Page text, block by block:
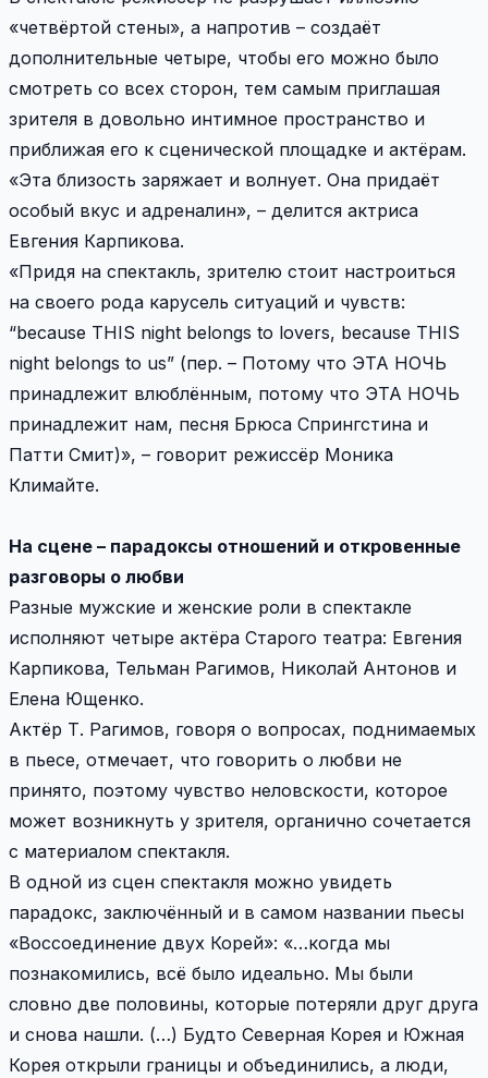
«четвёртой стены», а напротив – создаёт
дополнительные четыре, чтобы его можно было
смотреть со всех сторон, тем самым приглашая
зрителя в довольно интимное пространство и
приближая его к сценической площадке и актёрам.
«Эта близость заряжает и волнует. Она придаёт
особый вкус и адреналин», – делится актриса
Евгения Карпикова.
«Придя на спектакль, зрителю стоит настроиться
на своего рода карусель ситуаций и чувств:
“because THIS night belongs to lovers, because THIS
night belongs to us” (пер. – Потому что ЭТА НОЧЬ
принадлежит влюблённым, потому что ЭТА НОЧЬ
принадлежит нам, песня Брюса Спрингстина и
Патти Смит)», – говорит режиссёр Моника
Климайте.
На сцене – парадоксы отношений и откровенные
разговоры о любви
Разные мужские и женские роли в спектакле
исполняют четыре актёра Старого театра: Евгения
Карпикова, Тельман Рагимов, Николай Антонов и
Елена Ющенко.
Актёр Т. Рагимов, говоря о вопросах, поднимаемых
в пьесе, отмечает, что говорить о любви не
принято, поэтому чувство неловскости, которое
может возникнуть у зрителя, органично сочетается
с материалом спектакля.
В одной из сцен спектакля можно увидеть
парадокс, заключённый и в самом названии пьесы
«Воссоединение двух Корей»: «…когда мы
познакомились, всё было идеально. Мы были
словно две половины, которые потеряли друг друга
и снова нашли. (…) Будто Северная Корея и Южная
Корея открыли границы и объединились, а люди,